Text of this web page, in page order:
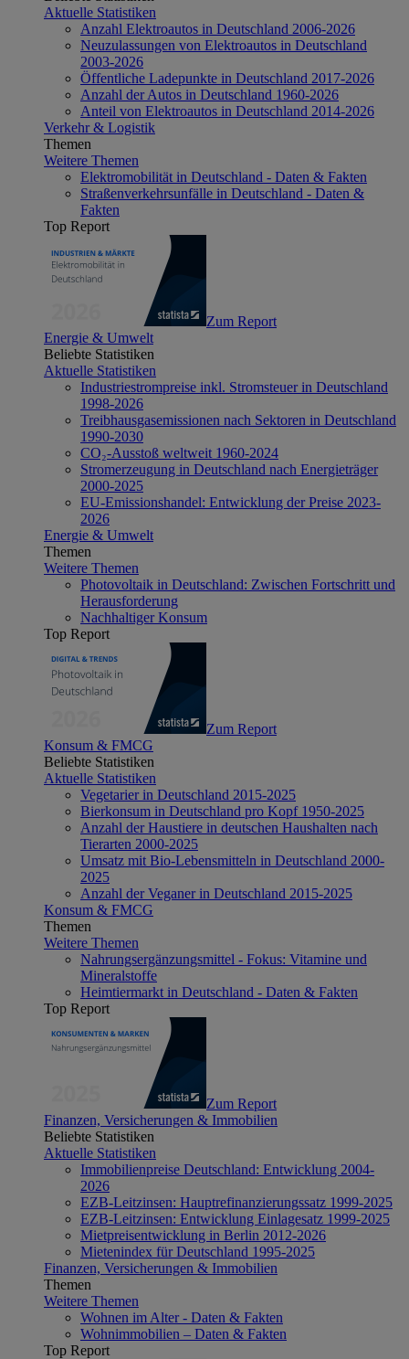
Aktuelle Statistiken
Anzahl Elektroautos in Deutschland 2006-2026
Neuzulassungen von Elektroautos in Deutschland
2003-2026
Öffentliche Ladepunkte in Deutschland 2017-2026
Anzahl der Autos in Deutschland 1960-2026
Anteil von Elektroautos in Deutschland 2014-2026
Verkehr & Logistik
Themen
Weitere Themen
Elektromobilität in Deutschland - Daten & Fakten
Straßenverkehrsunfälle in Deutschland - Daten &
Fakten
Top Report
Zum Report
Energie & Umwelt
Beliebte Statistiken
Aktuelle Statistiken
Industriestrompreise inkl. Stromsteuer in Deutschland
1998-2026
Treibhausgasemissionen nach Sektoren in Deutschland
1990-2030
CO₂-Ausstoß weltweit 1960-2024
Stromerzeugung in Deutschland nach Energieträger
2000-2025
EU-Emissionshandel: Entwicklung der Preise 2023-
2026
Energie & Umwelt
Themen
Weitere Themen
Photovoltaik in Deutschland: Zwischen Fortschritt und
Herausforderung
Nachhaltiger Konsum
Top Report
Zum Report
Konsum & FMCG
Beliebte Statistiken
Aktuelle Statistiken
Vegetarier in Deutschland 2015-2025
Bierkonsum in Deutschland pro Kopf 1950-2025
Anzahl der Haustiere in deutschen Haushalten nach
Tierarten 2000-2025
Umsatz mit Bio-Lebensmitteln in Deutschland 2000-
2025
Anzahl der Veganer in Deutschland 2015-2025
Konsum & FMCG
Themen
Weitere Themen
Nahrungsergänzungsmittel - Fokus: Vitamine und
Mineralstoffe
Heimtiermarkt in Deutschland - Daten & Fakten
Top Report
Zum Report
Finanzen, Versicherungen & Immobilien
Beliebte Statistiken
Aktuelle Statistiken
Immobilienpreise Deutschland: Entwicklung 2004-
2026
EZB-Leitzinsen: Hauptrefinanzierungssatz 1999-2025
EZB-Leitzinsen: Entwicklung Einlagesatz 1999-2025
Mietpreisentwicklung in Berlin 2012-2026
Mietenindex für Deutschland 1995-2025
Finanzen, Versicherungen & Immobilien
Themen
Weitere Themen
Wohnen im Alter - Daten & Fakten
Wohnimmobilien – Daten & Fakten
Top Report